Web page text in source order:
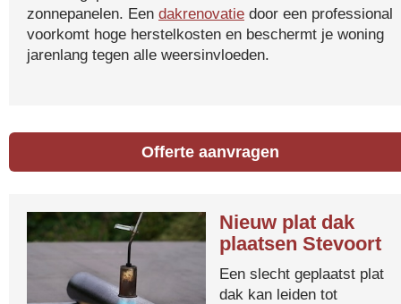
zonnepanelen. Een dakrenovatie door een professional
voorkomt hoge herstelkosten en beschermt je woning
jarenlang tegen alle weersinvloeden.
Offerte aanvragen
Nieuw plat dak
plaatsen Stevoort
Een slecht geplaatst plat
dak kan leiden tot